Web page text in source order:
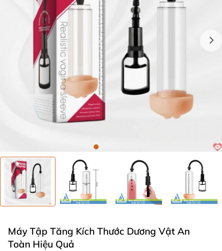
Máy Tập Tăng Kích Thước Dương Vật An
Toàn Hiệu Quả